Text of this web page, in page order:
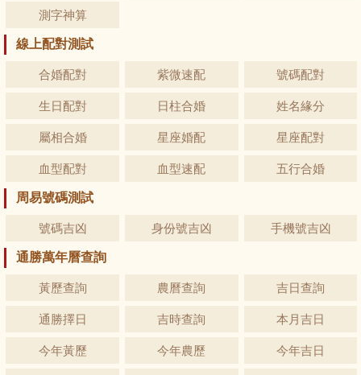
測字神算
線上配對測試
合婚配對 紫微速配 號碼配對
生日配對 日柱合婚 姓名緣分
屬相合婚 星座婚配 星座配對
血型配對 血型速配 五行合婚
周易號碼測試
號碼吉凶 身份號吉凶 手機號吉凶
通勝萬年曆查詢
黃歷查詢 農曆查詢 吉日查詢
通勝擇日 吉時查詢 本月吉日
今年黃歷 今年農歷 今年吉日